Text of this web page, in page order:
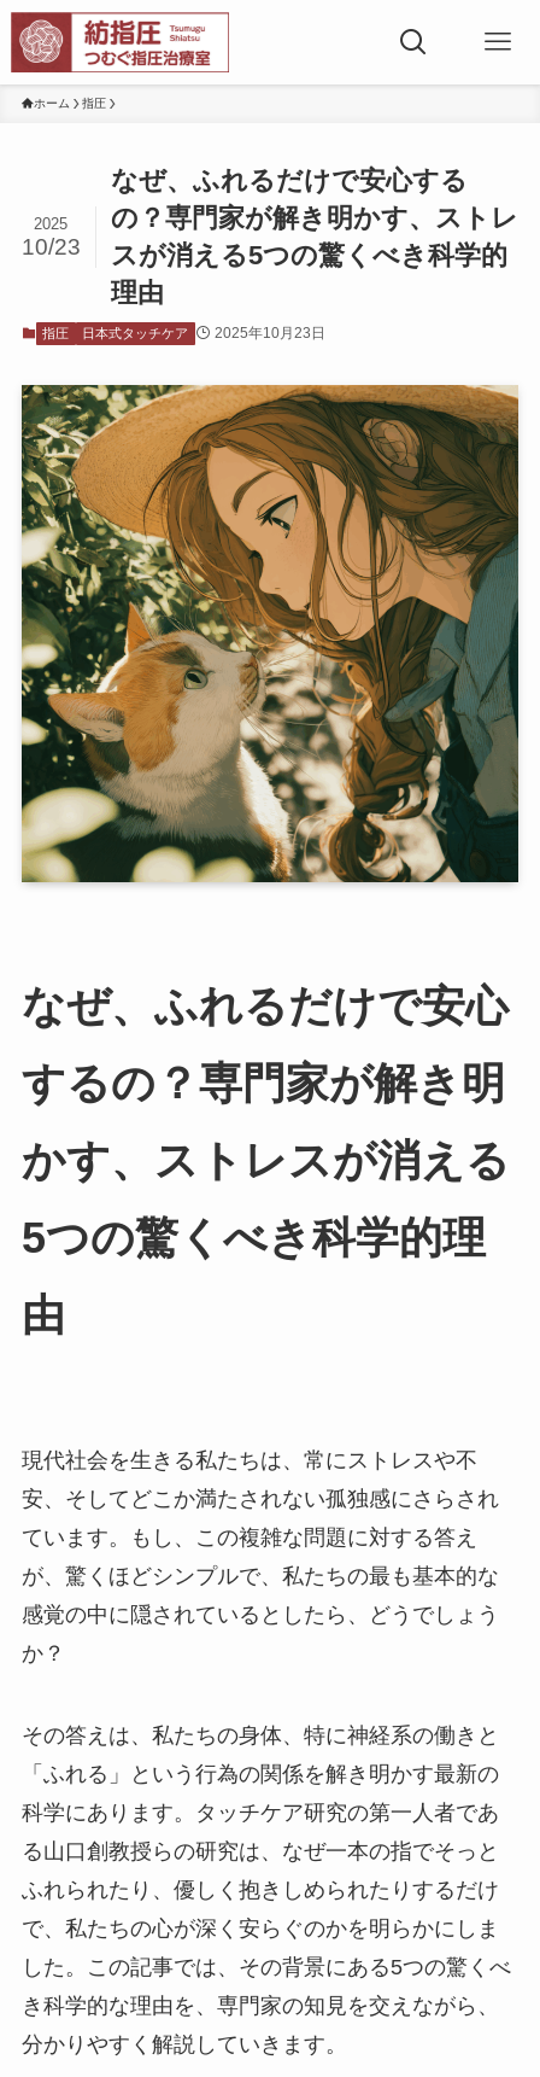
ホーム 指圧
なぜ、ふれるだけで安心する
の？専門家が解き明かす、ストレ
スが消える5つの驚くべき科学的
理由
2025
10/23
指圧 日本式タッチケア 2025年10月23日
なぜ、ふれるだけで安心
するの？専門家が解き明
かす、ストレスが消える
5つの驚くべき科学的理
由
現代社会を生きる私たちは、常にストレスや不
安、そしてどこか満たされない孤独感にさらされ
ています。もし、この複雑な問題に対する答え
が、驚くほどシンプルで、私たちの最も基本的な
感覚の中に隠されているとしたら、どうでしょう
か？
その答えは、私たちの身体、特に神経系の働きと
「ふれる」という行為の関係を解き明かす最新の
科学にあります。タッチケア研究の第一人者であ
る山口創教授らの研究は、なぜ一本の指でそっと
ふれられたり、優しく抱きしめられたりするだけ
で、私たちの心が深く安らぐのかを明らかにしま
した。この記事では、その背景にある5つの驚くべ
き科学的な理由を、専門家の知見を交えながら、
分かりやすく解説していきます。